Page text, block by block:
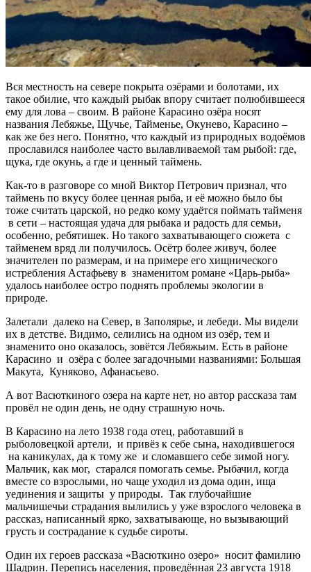
Вся местность на севере покрыта озёрами и болотами, их
такое обилие, что каждый рыбак впору считает полюбившееся
ему для лова – своим. В районе Карасино озёра носят
названия Лебяжье, Щучье, Тайменье, Окунево, Карасино –
как же без него. Понятно, что каждый из природных водоёмов
прославился наиболее часто вылавливаемой там рыбой: где,
щука, где окунь, а где и ценный таймень.
Как-то в разговоре со мной Виктор Петрович признал, что
таймень по вкусу более ценная рыба, и её можно было бы
тоже считать царской, но редко кому удаётся поймать тайменя
в сети – настоящая удача для рыбака и радость для семьи,
особенно, ребятишек. Но такого захватывающего сюжета с
тайменем вряд ли получилось. Осётр более живуч, более
значителен по размерам, и на примере его хищнического
истребления Астафьеву в знаменитом романе «Царь-рыба»
удалось наиболее остро поднять проблемы экологии в
природе.
Залетали далеко на Север, в Заполярье, и лебеди. Мы видели
их в детстве. Видимо, селились на одном из озёр, тем и
знаменито оно оказалось, зовётся Лебяжьим. Есть в районе
Карасино и озёра с более загадочными названиями: Большая
Макута, Куняково, Афанасьево.
А вот Васюткиного озера на карте нет, но автор рассказа там
провёл не один день, не одну страшную ночь.
В Карасино на лето 1938 года отец, работавший в
рыболовецкой артели, и привёз к себе сына, находившегося
на каникулах, да к тому же и сломавшего себе зимой ногу.
Мальчик, как мог, старался помогать семье. Рыбачил, когда
вместе со взрослыми, но чаще уходил из дома один, ища
уединения и защиты у природы. Так глубочайшие
мальчишечьи страдания вылились у уже взрослого человека в
рассказ, написанный ярко, захватывающе, но вызывающий
грусть и сострадание к судьбе сироты.
Один их героев рассказа «Васюткино озеро» носит фамилию
Шадрин. Перепись населения, проведённая 23 августа 1918